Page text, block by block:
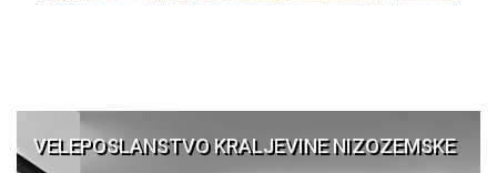
VELEPOSLANSTVO KRALJEVINE NIZOZEMSKE